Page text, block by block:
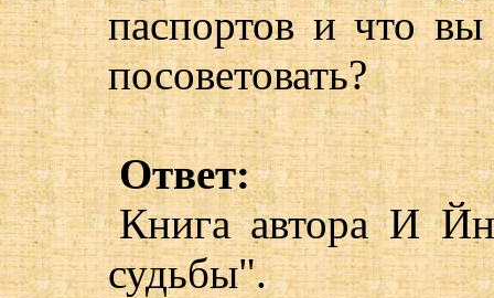
паспортов и что
посоветовать?
Ответ:
Книга автора И
судьбы".